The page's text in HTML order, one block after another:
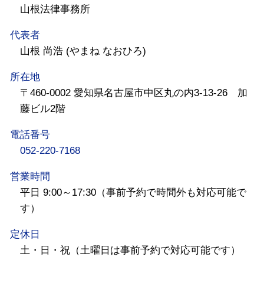
山根法律事務所
代表者
山根 尚浩 (やまね なおひろ)
所在地
〒460-0002 愛知県名古屋市中区丸の内3-13-26 加
藤ビル2階
電話番号
052-220-7168
営業時間
平日 9:00～17:30（事前予約で時間外も対応可能で
す）
定休日
土・日・祝（土曜日は事前予約で対応可能です）